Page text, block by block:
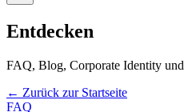
Entdecken
FAQ, Blog, Corporate Identity
← Zurück zur Startseite
FAQ